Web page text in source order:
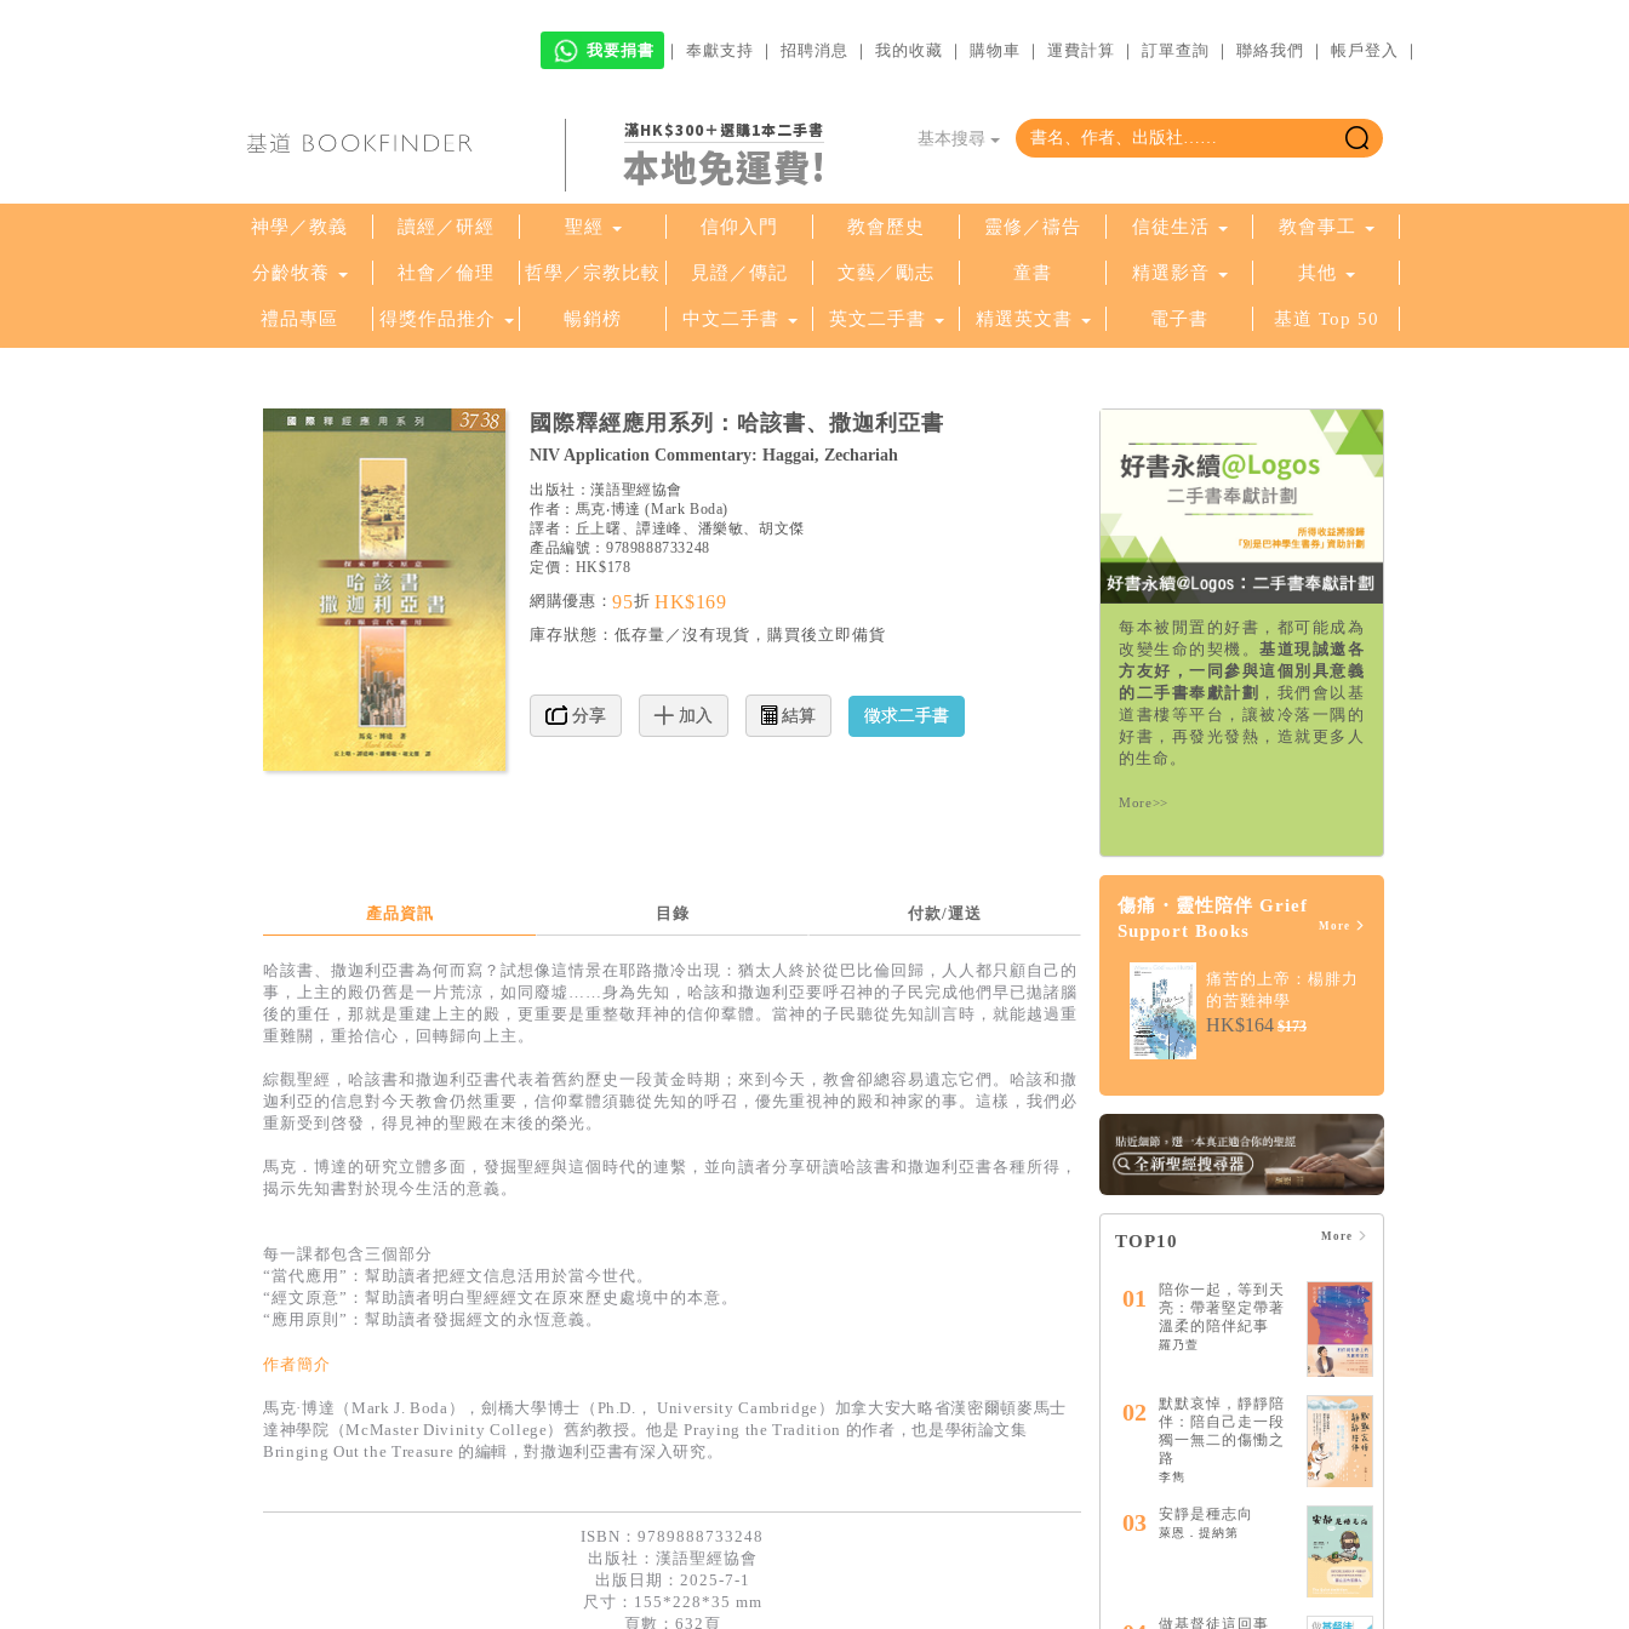
我要捐書 ｜ 奉獻支持 ｜ 招聘消息 ｜ 我的收藏 ｜ 購物車 ｜ 運費計算 ｜ 訂單查詢 ｜ 聯絡我們 ｜ 帳戶登入 ｜
滿HK$300＋選購1本二手書
本地免運費!
基本搜尋
神學／教義 讀經／研經 聖經 信仰入門 教會歷史 靈修／禱告 信徒生活 教會事工
分齡牧養 社會／倫理 哲學／宗教比較 見證／傳記 文藝／勵志 童書 精選影音 其他
禮品專區 得獎作品推介 暢銷榜 中文二手書 英文二手書 精選英文書 電子書 基道 Top 50
國際釋經應用系列：哈該書、撒迦利亞書
NIV Application Commentary: Haggai, Zechariah
出版社：漢語聖經協會
作者： 馬克‧博達 (Mark Boda)
譯者： 丘上曙、譚達峰、潘樂敏、胡文傑
產品編號： 9789888733248
定價：HK$178
網購優惠：95折 HK$169
庫存狀態： 低存量／沒有現貨，購買後立即備貨
分享 加入 結算 徵求二手書
產品資訊 目錄 付款/運送
哈該書、撒迦利亞書為何而寫？試想像這情景在耶路撒冷出現：猶太人終於從巴比倫回歸，人人都只顧自己的
事，上主的殿仍舊是一片荒涼，如同廢墟……身為先知，哈該和撒迦利亞要呼召神的子民完成他們早已拋諸腦
後的重任，那就是重建上主的殿，更重要是重整敬拜神的信仰羣體。當神的子民聽從先知訓言時，就能越過重
重難關，重拾信心，回轉歸向上主。
綜觀聖經，哈該書和撒迦利亞書代表着舊約歷史一段黃金時期；來到今天，教會卻總容易遺忘它們。哈該和撒
迦利亞的信息對今天教會仍然重要，信仰羣體須聽從先知的呼召，優先重視神的殿和神家的事。這樣，我們必
重新受到啓發，得見神的聖殿在末後的榮光。
馬克．博達的研究立體多面，發掘聖經與這個時代的連繫，並向讀者分享研讀哈該書和撒迦利亞書各種所得，
揭示先知書對於現今生活的意義。
每一課都包含三個部分
“當代應用”：幫助讀者把經文信息活用於當今世代。
“經文原意”：幫助讀者明白聖經經文在原來歷史處境中的本意。
“應用原則”：幫助讀者發掘經文的永恆意義。
作者簡介
馬克·博達（Mark J. Boda），劍橋大學博士（Ph.D.， University Cambridge）加拿大安大略省漢密爾頓麥馬士
達神學院（McMaster Divinity College）舊約教授。他是 Praying the Tradition 的作者，也是學術論文集
Bringing Out the Treasure 的編輯，對撒迦利亞書有深入研究。
ISBN：9789888733248
出版社： 漢語聖經協會
出版日期：2025-7-1
尺寸：155*228*35 mm
頁數：632頁
每本被閒置的好書，都可能成為
改變生命的契機。基道現誠邀各
方友好，一同參與這個別具意義
的二手書奉獻計劃 ，我們會以基
道書樓等平台，讓被冷落一隅的
好書，再發光發熱，造就更多人
的生命。
More>>
傷痛・靈性陪伴 Grief
Support Books
More
痛苦的上帝：楊腓力
的苦難神學
HK$164 $173
TOP10 More
01
陪你一起，等到天
亮：帶著堅定帶著
溫柔的陪伴紀事
羅乃萱
02
默默哀悼，靜靜陪
伴：陪自己走一段
獨一無二的傷慟之
路
李雋
03 安靜是種志向
萊恩．提納第
做基督徒這回事